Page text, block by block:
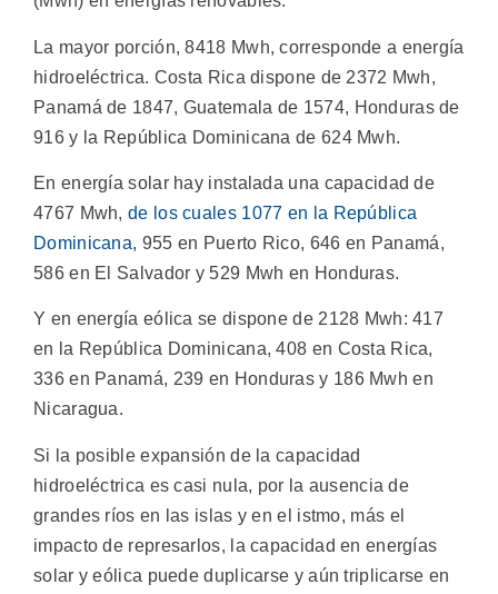
La mayor porción, 8418 Mwh, corresponde a energía
hidroeléctrica. Costa Rica dispone de 2372 Mwh,
Panamá de 1847, Guatemala de 1574, Honduras de
916 y la República Dominicana de 624 Mwh.
En energía solar hay instalada una capacidad de
4767 Mwh,de los cuales 1077 en la República
Dominicana, 955 en Puerto Rico, 646 en Panamá,
586 en El Salvador y 529 Mwh en Honduras.
Y en energía eólica se dispone de 2128 Mwh: 417
en la República Dominicana, 408 en Costa Rica,
336 en Panamá, 239 en Honduras y 186 Mwh en
Nicaragua.
Si la posible expansión de la capacidad
hidroeléctrica es casi nula, por la ausencia de
grandes ríos en las islas y en el istmo, más el
impacto de represarlos, la capacidad en energías
solar y eólica puede duplicarse y aún triplicarse en